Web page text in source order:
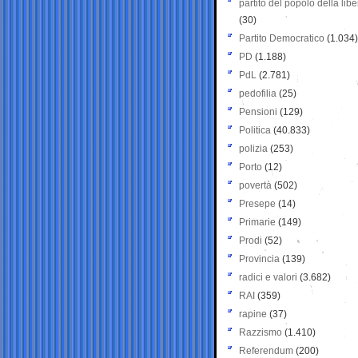
partito del popolo della
(30)
Partito Democratico (1.034)
PD (1.188)
PdL (2.781)
pedofilia (25)
Pensioni (129)
Politica (40.833)
polizia (253)
Porto (12)
povertà (502)
Presepe (14)
Primarie (149)
Prodi (52)
Provincia (139)
radici e valori (3.682)
RAI (359)
rapine (37)
Razzismo (1.410)
Referendum (200)